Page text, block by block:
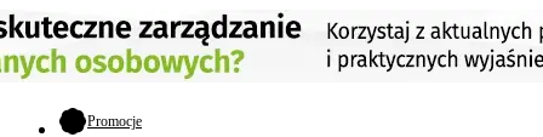
Promocje- otwiera się w nowej karcie